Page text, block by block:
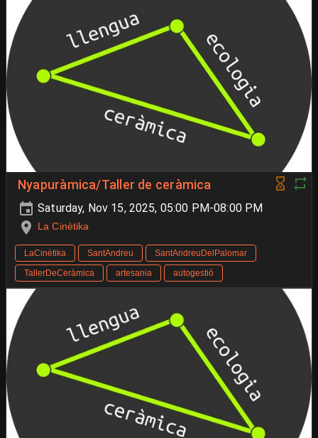
Nyapuràmica/Taller de ceràmica
Saturday, Nov 15, 2025, 05:00 PM-08:00 PM
La Cinètika
LaCinètika SantAndreu
SantAndreuDelPalomar
TallerDeCeràmica
artesania autogestió